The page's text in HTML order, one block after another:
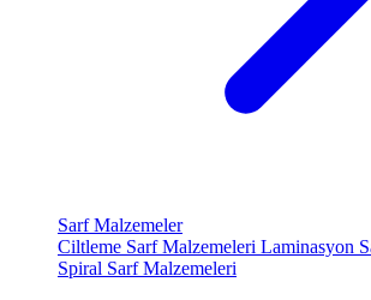
Sarf Malzemeler
Ciltleme Sarf Malzemeleri Laminasyon
Spiral Sarf Malzemeleri